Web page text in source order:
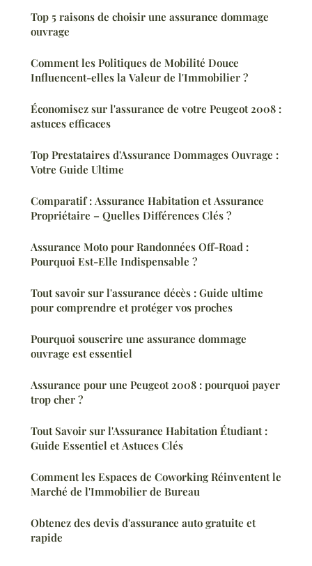
Top 5 raisons de choisir une assurance dommage
ouvrage
Comment les Politiques de Mobilité Douce
Influencent-elles la Valeur de l'Immobilier ?
Économisez sur l'assurance de votre Peugeot 2008 :
astuces efficaces
Top Prestataires d'Assurance Dommages Ouvrage :
Votre Guide Ultime
Comparatif : Assurance Habitation et Assurance
Propriétaire – Quelles Différences Clés ?
Assurance Moto pour Randonnées Off-Road :
Pourquoi Est-Elle Indispensable ?
Tout savoir sur l'assurance décès : Guide ultime
pour comprendre et protéger vos proches
Pourquoi souscrire une assurance dommage
ouvrage est essentiel
Assurance pour une Peugeot 2008 : pourquoi payer
trop cher ?
Tout Savoir sur l'Assurance Habitation Étudiant :
Guide Essentiel et Astuces Clés
Comment les Espaces de Coworking Réinventent le
Marché de l'Immobilier de Bureau
Obtenez des devis d'assurance auto gratuite et
rapide